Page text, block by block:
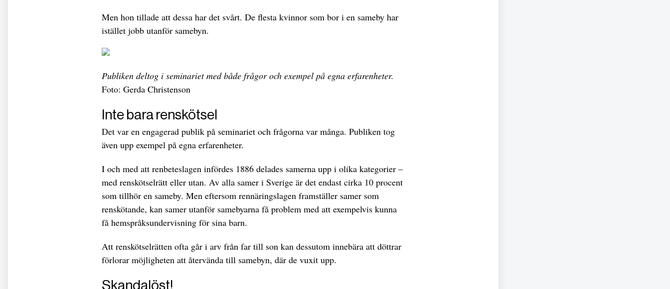
Men hon tillade att dessa har det svårt. De flesta kvinnor som bor i en sameby har
istället jobb utanför samebyn.
Publiken deltog i seminariet med både frågor och exempel på egna erfarenheter.
Foto: Gerda Christenson
Inte bara renskötsel
Det var en engagerad publik på seminariet och frågorna var många. Publiken tog
även upp exempel på egna erfarenheter.
I och med att renbeteslagen infördes 1886 delades samerna upp i olika kategorier –
med renskötselrätt eller utan. Av alla samer i Sverige är det endast cirka 10 procent
som tillhör en sameby. Men eftersom rennäringslagen framställer samer som
renskötande, kan samer utanför samebyarna få problem med att exempelvis kunna
få hemspråksundervisning för sina barn.
Att renskötselrätten ofta går i arv från far till son kan dessutom innebära att döttrar
förlorar möjligheten att återvända till samebyn, där de vuxit upp.
Skandalöst!